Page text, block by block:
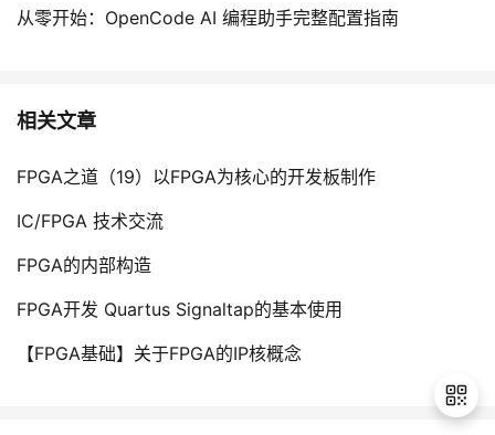
从零开始：OpenCode AI 编程助手完整配置指南
相关文章
FPGA之道（19）以FPGA为核心的开发板制作
IC/FPGA 技术交流
FPGA的内部构造
FPGA开发 Quartus Signaltap的基本使用
【FPGA基础】关于FPGA的IP核概念